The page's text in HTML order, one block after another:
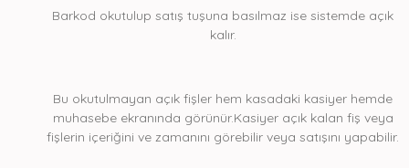
Barkod okutulup satış tuşuna basılmaz ise sistemde açık
kalır.
Bu okutulmayan açık fişler hem kasadaki kasiyer hemde
muhasebe ekranında görünür.Kasiyer açık kalan fiş veya
fişlerin içeriğini ve zamanını görebilir veya satışını yapabilir.